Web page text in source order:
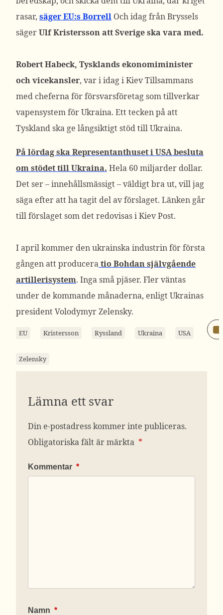
rasar, säger EU:s Borrell Och idag från Bryssels
sägerUlf Kristersson att Sverige ska vara med.
Robert Habeck, Tysklands ekonomiminister
och vicekansler, var i idag i Kiev Tillsammans
med cheferna för försvarsföretag som tillverkar
vapensystem för Ukraina. Ett tecken på att
Tyskland ska ge långsiktigt stöd till Ukraina.
På lördag ska Representanthuset i USA besluta
om stödet till Ukraina. Hela 60 miljarder dollar.
Det ser – innehållsmässigt – väldigt bra ut, vill jag
säga efter att ha tagit del av förslaget. Länken går
till förslaget som det redovisas i Kiev Post.
I april kommer den ukrainska industrin för första
gången att produceratio Bohdan självgående
artillerisystem. Inga små pjäser. Fler väntas
under de kommande månaderna, enligt Ukrainas
president Volodymyr Zelensky.
EU Kristersson Ryssland Ukraina USA
Zelensky
Lämna ett svar
Din e-postadress kommer inte publiceras.
Obligatoriska fält är märkta *
Kommentar *
Namn *